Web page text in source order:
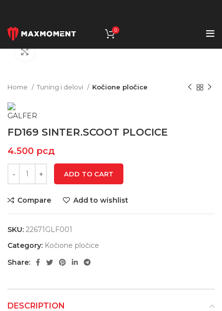
0
Home Tuning i delovi Kočione pločice
FD169 SINTER.SCOOT PLOCICE
4.500 рсд
ADD TO CART
Compare Add to wishlist
SKU: 22671GLF001
Category: Kočione pločice
Share:
DESCRIPTION